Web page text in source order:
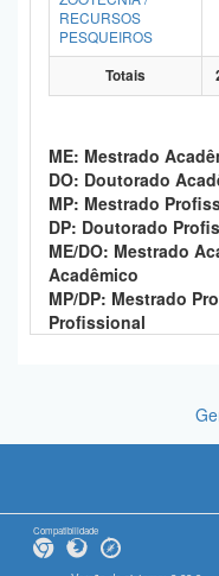
RECURSOS
PESQUEIROS
Totais
ME: Mestrado
DO: Doutorado
MP: Mestrado
DP: Doutorado
ME/DO: Mestrado
Acadêmico
MP/DP: Mestrado
Profissional
Compatibilidade